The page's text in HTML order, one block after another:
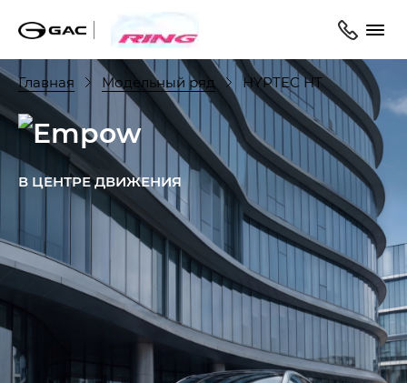
Главная Модельный ряд HYPTEC HT
В ЦЕНТРЕ ДВИЖЕНИЯ